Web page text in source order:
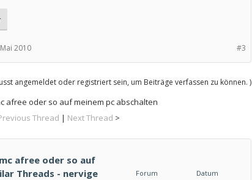
#3
2010
angemeldet oder registriert sein, um Beiträge verfassen zu können. )
afree oder so auf meinem pc abschalten
Thread | Next Thread >
afree oder so auf
Threads - nervige
Forum Datum